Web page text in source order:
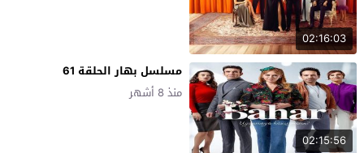
02:16:03
02:15:56
مسلسل بهار الحلقة 61
منذ 8 أشهر